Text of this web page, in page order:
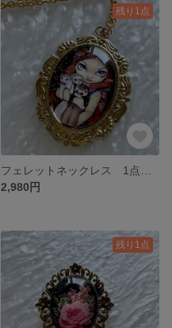
残り1点
2,980円
残り1点